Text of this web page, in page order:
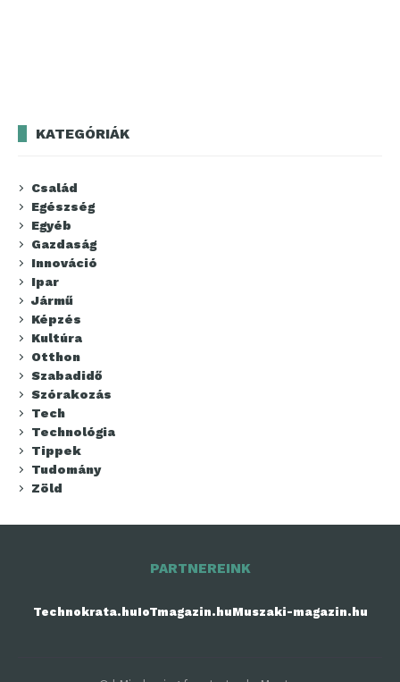
KATEGÓRIÁK
Család
Egészség
Egyéb
Gazdaság
Innováció
Ipar
Jármű
Képzés
Kultúra
Otthon
Szabadidő
Szórakozás
Tech
Technológia
Tippek
Tudomány
Zöld
PARTNEREINK
Technokrata.huIoTmagazin.huMuszaki-magazin.hu